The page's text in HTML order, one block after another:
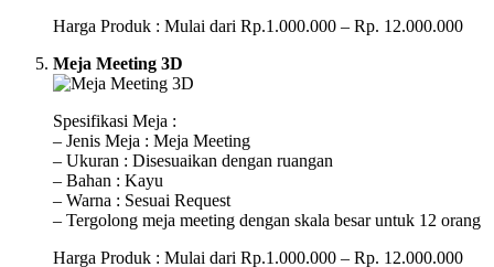
Harga Produk : Mulai dari Rp.1.000.000 – Rp. 12.000.000
Meja Meeting 3D
Spesifikasi Meja :
– Jenis Meja : Meja Meeting
– Ukuran : Disesuaikan dengan ruangan
– Bahan : Kayu
– Warna : Sesuai Request
– Tergolong meja meeting dengan skala besar untuk 12 orang
Harga Produk : Mulai dari Rp.1.000.000 – Rp. 12.000.000